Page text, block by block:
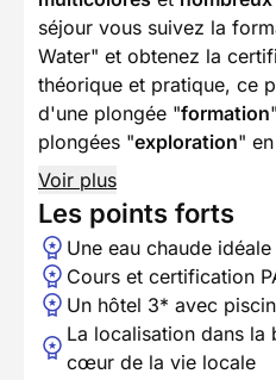
séjour vous suivez la
Water" et obtenez la
théorique et pratique, ce
d'une plongée "formation
plongées "exploration"
Voir plus
Les points forts
Une eau chaude
Cours et certification
Un hôtel 3* avec
La localisation dans la
cœur de la vie locale